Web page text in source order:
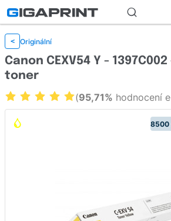
< Originální
8500
Canon CEXV54 Y -
toner
(95,71% hodnocení